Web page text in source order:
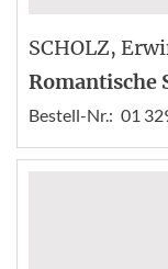
SCHOLZ,
Romantische
Bestell-Nr.: 01